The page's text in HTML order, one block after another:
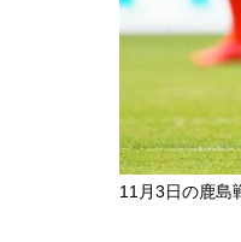
11月3日の鹿島